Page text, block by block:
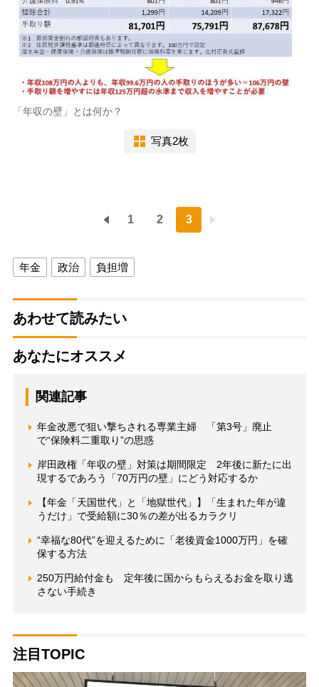
「年収の壁」とは何か？
写真2枚
1 2 3
年金 政治 負担増
あわせて読みたい
あなたにオススメ
関連記事
年金改悪で狙い撃ちされる専業主婦 「第3号」廃止
で“保険料二重取り”の思惑
岸田政権「年収の壁」対策は期間限定 2年後に新たに出
現するであろう「70万円の壁」にどう対応するか
【年金「天国世代」と「地獄世代」】「生まれた年が違
うだけ」で受給額に30％の差が出るカラクリ
“幸福な80代”を迎えるために「老後資金1000万円」を確
保する方法
250万円給付金も 定年後に国からもらえるお金を取り逃
さない手続き
注目TOPIC